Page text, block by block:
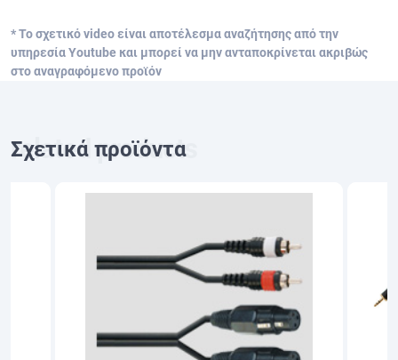
* Το σχετικό video είναι αποτέλεσμα αναζήτησης από την
υπηρεσία Youtube και μπορεί να μην ανταποκρίνεται ακριβώς
στο αναγραφόμενο προϊόν
Σχετικά προϊόντα